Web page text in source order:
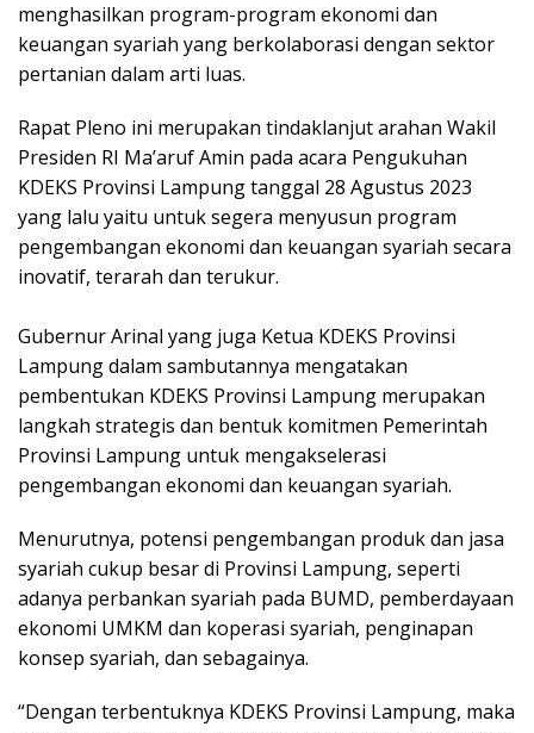
menghasilkan program-program ekonomi dan
keuangan syariah yang berkolaborasi dengan sektor
pertanian dalam arti luas.
Rapat Pleno ini merupakan tindaklanjut arahan Wakil
Presiden RI Ma’aruf Amin pada acara Pengukuhan
KDEKS Provinsi Lampung tanggal 28 Agustus 2023
yang lalu yaitu untuk segera menyusun program
pengembangan ekonomi dan keuangan syariah secara
inovatif, terarah dan terukur.
Gubernur Arinal yang juga Ketua KDEKS Provinsi
Lampung dalam sambutannya mengatakan
pembentukan KDEKS Provinsi Lampung merupakan
langkah strategis dan bentuk komitmen Pemerintah
Provinsi Lampung untuk mengakselerasi
pengembangan ekonomi dan keuangan syariah.
Menurutnya, potensi pengembangan produk dan jasa
syariah cukup besar di Provinsi Lampung, seperti
adanya perbankan syariah pada BUMD, pemberdayaan
ekonomi UMKM dan koperasi syariah, penginapan
konsep syariah, dan sebagainya.
“Dengan terbentuknya KDEKS Provinsi Lampung, maka